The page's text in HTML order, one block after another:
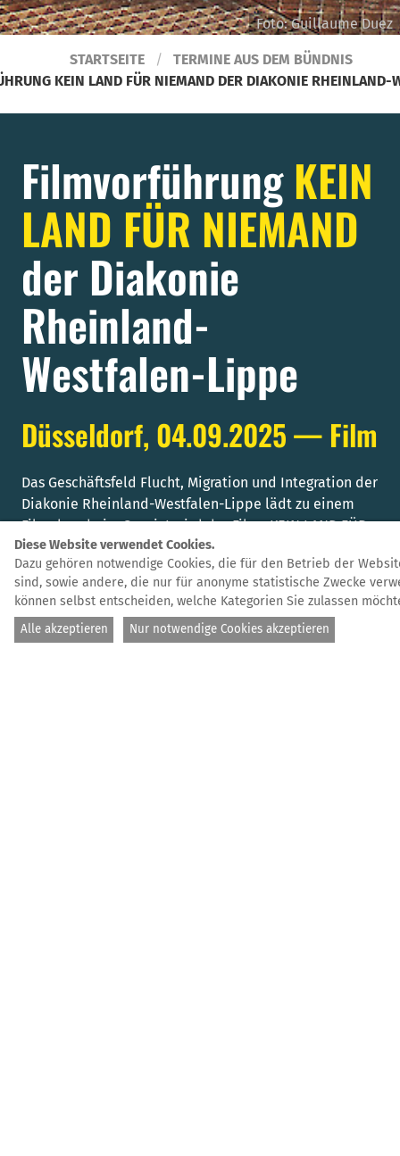
Foto: Guillaume Duez
STARTSEITE
TERMINE AUS DEM BÜNDNIS
KEIN LAND FÜR NIEMAND DER DIAKONIE RHEINLAND-
FilmvorführungKEIN
LAND FÜR NIEMAND
der Diakonie
Rheinland-
Westfalen-Lippe
Düsseldorf, 04.09.2025 — Film
Das Geschäftsfeld Flucht, Migration und Integration der
Diakonie Rheinland-Westfalen-Lippe lädt zu einem
Filmabend ein. Gezeigt wird der Film „KEIN LAND FÜR
NIEMAND - Abschottung eines Einwanderungslandes".
Im Anschluss wird eine Diskussionsrunde stattfinden.
Die Einladung geht an Kolleg:innen aus diakonischen
Werken, Netzwerkpartner:innen sowie
Mitarbeiter:innen des Hauses.
Diese Website verwendet Cookies.
Dazu gehören notwendige Cookies, die für den Betrieb der
sind, sowie andere, die nur für anonyme statistische Zwecke
können selbst entscheiden, welche Kategorien Sie zulassen
Alle akzeptieren Nur notwendige Cookies akzeptieren